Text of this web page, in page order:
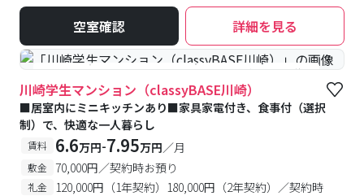
空室確認 詳細を見る
#食事付き #女性専用フロアあり #予約受付中 #空室待ち
川崎学生マンション（classyBASE川崎）
■居室内にミニキッチンあり■家具家電付き、食事付（選択
制）で、快適な一人暮らし
賃料 6.6万円-7.95万円／月
敷金 70,000円／契約時お預り
礼金
120,000円（1年契約）180,000円（2年契約）／契約時